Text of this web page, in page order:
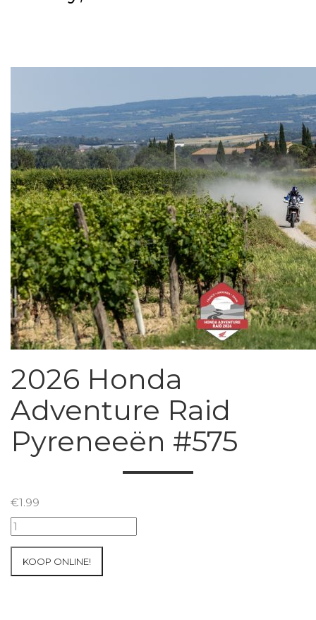
2026 Honda
Adventure Raid
Pyreneeën #575
€1.99
2026
Honda
Raid
KOOP ONLINE!